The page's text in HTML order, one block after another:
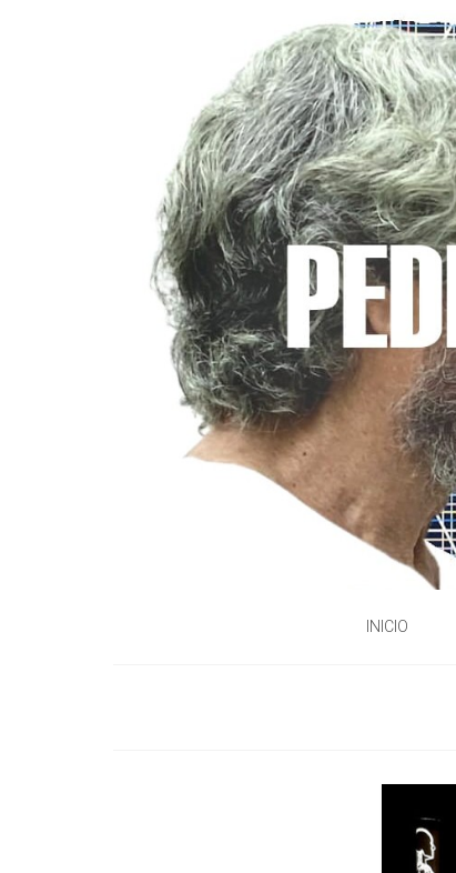
INICIO